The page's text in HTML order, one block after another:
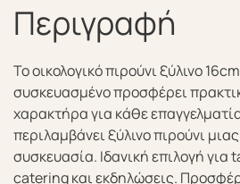
Περιγραφή
Το οικολογικό πιρούνι ξύλινο
συσκευασμένο προσφέρει
χαρακτήρα για κάθε
περιλαμβάνει ξύλινο πιρούνι
συσκευασία. Ιδανική επιλογή για
catering και εκδηλώσεις.